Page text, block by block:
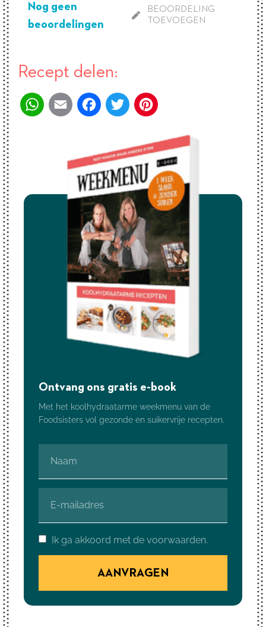
Nog geen
beoordelingen
BEOORDELING
TOEVOEGEN
Recept delen:
WhatsApp
Email FacebookTwitter
Ontvang ons gratis e-book
Met het koolhydraatarme weekmenu van de
Foodsisters vol gezonde en suikervrije recepten.
Ik ga akkoord met de voorwaarden.
AANVRAGEN